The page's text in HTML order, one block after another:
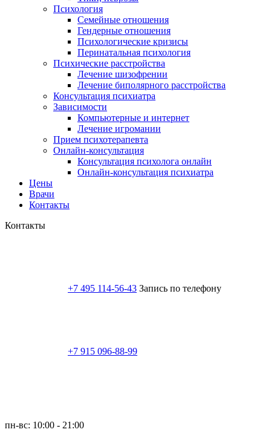
Психология
Семейные отношения
Гендерные отношения
Психологические кризисы
Перинатальная психология
Психические расстройства
Лечение шизофрении
Лечение биполярного расстройства
Консультация психиатра
Зависимости
Компьютерные и интернет
Лечение игромании
Прием психотерапевта
Онлайн-консультация
Консультация психолога онлайн
Онлайн-консультация психиатра
Цены
Врачи
Контакты
Контакты
+7 495 114-56-43 Запись по телефону
+7 915 096-88-99
пн-вс: 10:00 - 21:00